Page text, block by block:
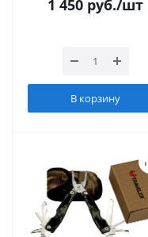
1 450 руб./шт
В корзину